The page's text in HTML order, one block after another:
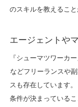
のスキルを教えること
エージェントや
『シューマツワーカ
などフリーランスや
スも存在しています。
条件が決まっている